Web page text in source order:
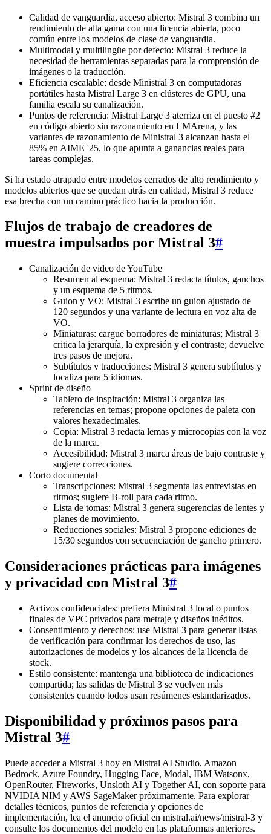
Calidad de vanguardia, acceso abierto: Mistral 3 combina un
rendimiento de alta gama con una licencia abierta, poco
común entre los modelos de clase de vanguardia.
Multimodal y multilingüe por defecto: Mistral 3 reduce la
necesidad de herramientas separadas para la comprensión de
imágenes o la traducción.
Eficiencia escalable: desde Ministral 3 en computadoras
portátiles hasta Mistral Large 3 en clústeres de GPU, una
familia escala su canalización.
Puntos de referencia: Mistral Large 3 aterriza en el puesto #2
en código abierto sin razonamiento en LMArena, y las
variantes de razonamiento de Ministral 3 alcanzan hasta el
85% en AIME '25, lo que apunta a ganancias reales para
tareas complejas.
Si ha estado atrapado entre modelos cerrados de alto rendimiento y
modelos abiertos que se quedan atrás en calidad, Mistral 3 reduce
esa brecha con un camino práctico hacia la producción.
Flujos de trabajo de creadores de
muestra impulsados por Mistral 3#
Canalización de video de YouTube
Resumen al esquema: Mistral 3 redacta títulos, ganchos
y un esquema de 5 ritmos.
Guion y VO: Mistral 3 escribe un guion ajustado de
120 segundos y una variante de lectura en voz alta de
VO.
Miniaturas: cargue borradores de miniaturas; Mistral 3
critica la jerarquía, la expresión y el contraste; devuelve
tres pasos de mejora.
Subtítulos y traducciones: Mistral 3 genera subtítulos y
localiza para 5 idiomas.
Sprint de diseño
Tablero de inspiración: Mistral 3 organiza las
referencias en temas; propone opciones de paleta con
valores hexadecimales.
Copia: Mistral 3 redacta lemas y microcopias con la voz
de la marca.
Accesibilidad: Mistral 3 marca áreas de bajo contraste y
sugiere correcciones.
Corto documental
Transcripciones: Mistral 3 segmenta las entrevistas en
ritmos; sugiere B-roll para cada ritmo.
Lista de tomas: Mistral 3 genera sugerencias de lentes y
planes de movimiento.
Reducciones sociales: Mistral 3 propone ediciones de
15/30 segundos con secuenciación de gancho primero.
Consideraciones prácticas para imágenes
y privacidad con Mistral 3#
Activos confidenciales: prefiera Ministral 3 local o puntos
finales de VPC privados para metraje y diseños inéditos.
Consentimiento y derechos: use Mistral 3 para generar listas
de verificación para confirmar los derechos de uso, las
autorizaciones de modelos y los alcances de la licencia de
stock.
Estilo consistente: mantenga una biblioteca de indicaciones
compartida; las salidas de Mistral 3 se vuelven más
consistentes cuando todos usan resúmenes estandarizados.
Disponibilidad y próximos pasos para
Mistral 3#
Puede acceder a Mistral 3 hoy en Mistral AI Studio, Amazon
Bedrock, Azure Foundry, Hugging Face, Modal, IBM Watsonx,
OpenRouter, Fireworks, Unsloth AI y Together AI, con soporte para
NVIDIA NIM y AWS SageMaker próximamente. Para explorar
detalles técnicos, puntos de referencia y opciones de
implementación, lea el anuncio oficial en mistral.ai/news/mistral-3 y
consulte los documentos del modelo en las plataformas anteriores.